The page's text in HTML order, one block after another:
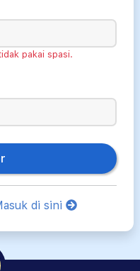
pakai spasi.
di sini